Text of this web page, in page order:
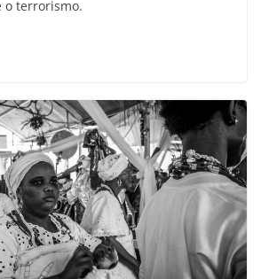
o terrorismo.